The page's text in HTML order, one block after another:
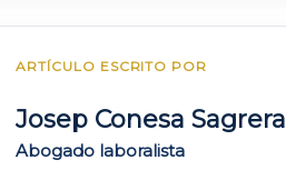
ARTÍCULO ESCRITO POR
Josep Conesa Sagrera
Abogado laboralista